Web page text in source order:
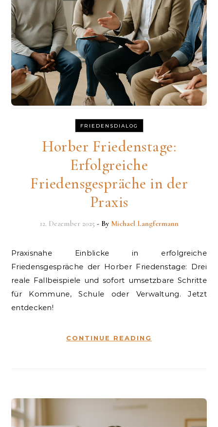
FRIEDENSDIALOG
Horber Friedenstage:
Erfolgreiche
Friedensgespräche in der
Praxis
12. Dezember 2025 - By Michael Langfermann
Praxisnahe Einblicke in erfolgreiche
Friedensgespräche der Horber Friedenstage: Drei
reale Fallbeispiele und sofort umsetzbare Schritte
für Kommune, Schule oder Verwaltung. Jetzt
entdecken!
CONTINUE READING